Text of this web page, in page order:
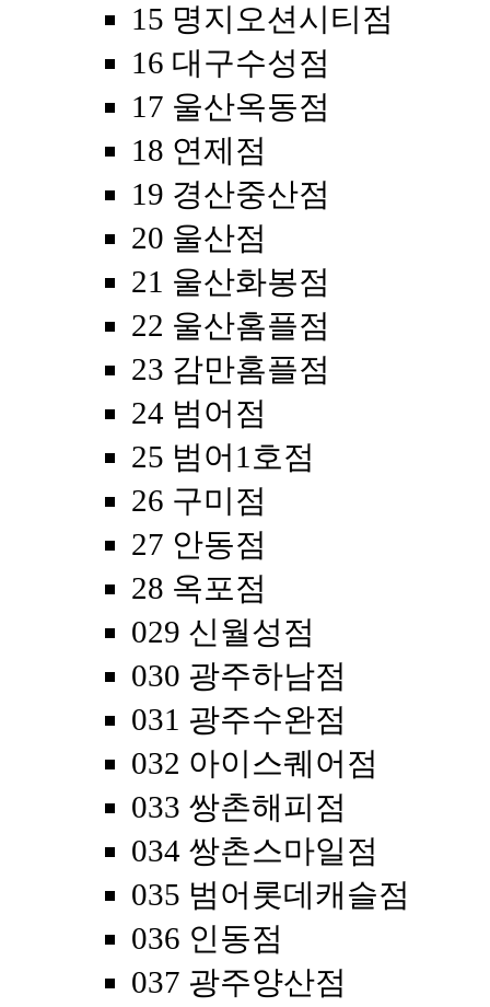
15 명지오션시티점
16 대구수성점
17 울산옥동점
18 연제점
19 경산중산점
20 울산점
21 울산화봉점
22 울산홈플점
23 감만홈플점
24 범어점
25 범어1호점
26 구미점
27 안동점
28 옥포점
029 신월성점
030 광주하남점
031 광주수완점
032 아이스퀘어점
033 쌍촌해피점
034 쌍촌스마일점
035 범어롯데캐슬점
036 인동점
037 광주양산점